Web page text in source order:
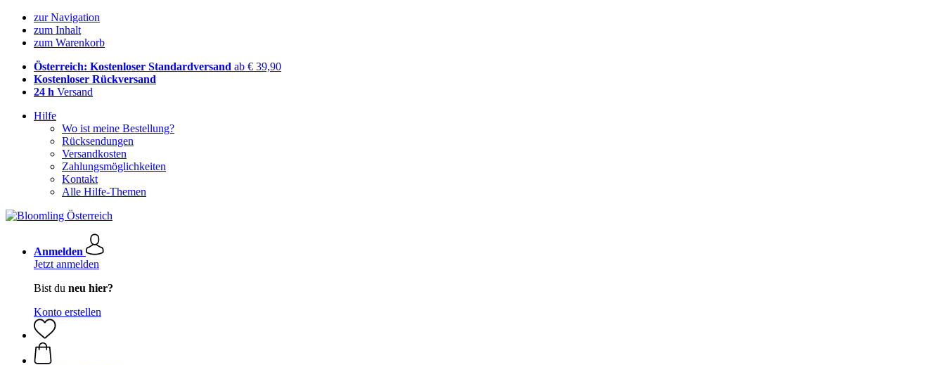
zur Navigation
zum Inhalt
zum Warenkorb
Österreich: Kostenloser Standardversand ab € 39,90
Kostenloser Rückversand
24 h Versand
Hilfe
Wo ist meine Bestellung?
Rücksendungen
Versandkosten
Zahlungsmöglichkeiten
Kontakt
Alle Hilfe-Themen
Anmelden
Jetzt anmelden
Bist du neu hier?
Konto erstellen